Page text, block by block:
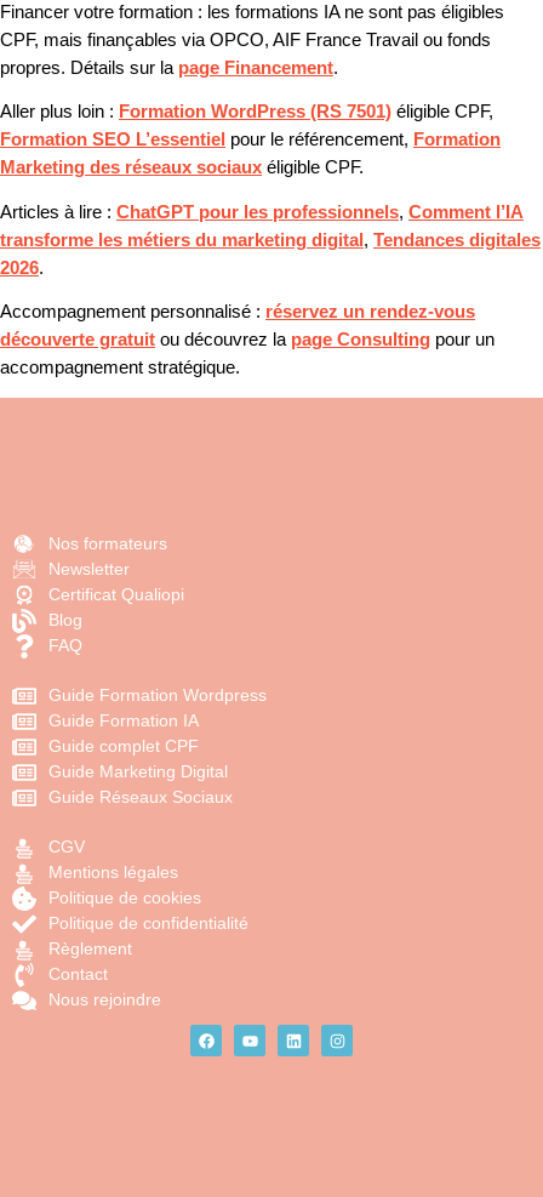
Financer votre formation : les formations IA ne sont pas éligibles
CPF, mais finançables via OPCO, AIF France Travail ou fonds
propres. Détails sur la page Financement.
Aller plus loin : Formation WordPress (RS 7501) éligible CPF,
Formation SEO L’essentiel pour le référencement, Formation
Marketing des réseaux sociaux éligible CPF.
Articles à lire : ChatGPT pour les professionnels, Comment l’IA
transforme les métiers du marketing digital, Tendances digitales
2026.
Accompagnement personnalisé : réservez un rendez-vous
découverte gratuit ou découvrez la page Consulting pour un
accompagnement stratégique.
Nos formateurs
Newsletter
Certificat Qualiopi
Blog
FAQ
Guide Formation Wordpress
Guide Formation IA
Guide complet CPF
Guide Marketing Digital
Guide Réseaux Sociaux
CGV
Mentions légales
Politique de cookies
Politique de confidentialité
Règlement
Contact
Nous rejoindre